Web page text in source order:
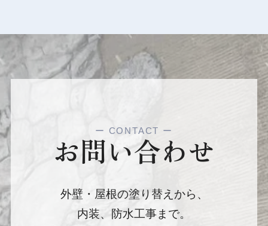
ー CONTACT ー
お問い合わせ
外壁・屋根の塗り替えから、
内装、防水工事まで。